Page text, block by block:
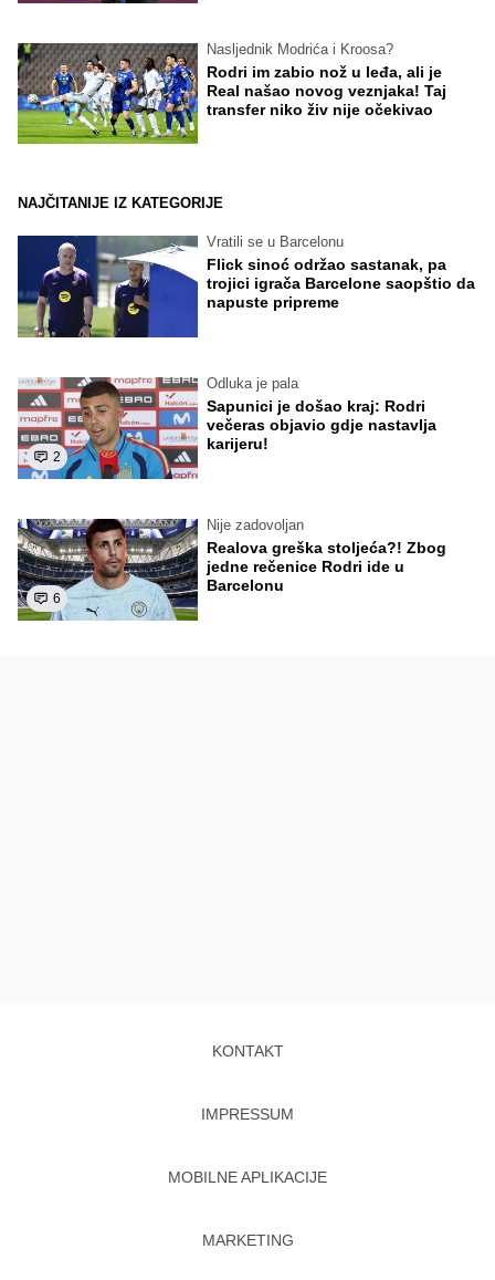
Nasljednik Modrića i Kroosa?
Rodri im zabio nož u leđa, ali je
Real našao novog veznjaka! Taj
transfer niko živ nije očekivao
NAJČITANIJE IZ KATEGORIJE
Vratili se u Barcelonu
Flick sinoć održao sastanak, pa
trojici igrača Barcelone saopštio da
napuste pripreme
2
Odluka je pala
Sapunici je došao kraj: Rodri
večeras objavio gdje nastavlja
karijeru!
6
Nije zadovoljan
Realova greška stoljeća?! Zbog
jedne rečenice Rodri ide u
Barcelonu
KONTAKT
IMPRESSUM
MOBILNE APLIKACIJE
MARKETING